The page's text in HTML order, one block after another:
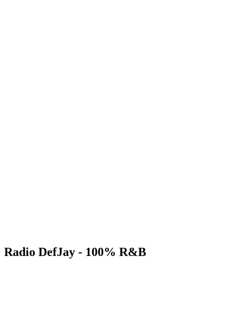
Radio DefJay - 100% R&B